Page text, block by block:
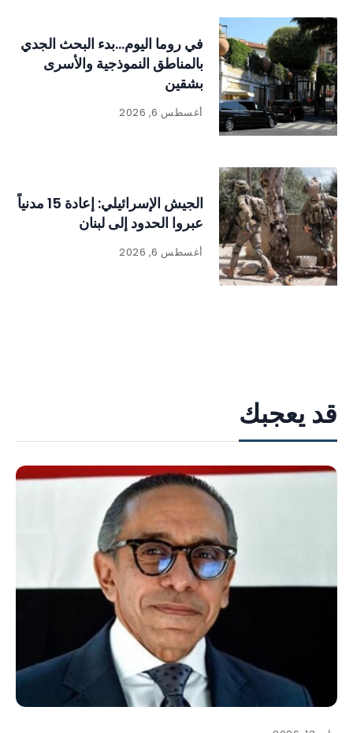
في روما اليوم…بدء البحث الجدي
بالمناطق النموذجية والأسرى
بشقين
أغسطس 6, 2026
الجيش الإسرائيلي: إعادة 15 مدنياً
عبروا الحدود إلى لبنان
أغسطس 6, 2026
قد يعجبك